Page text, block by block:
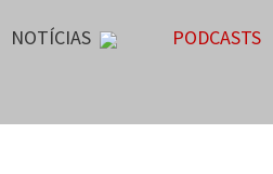
NOTÍCIAS PODCASTS